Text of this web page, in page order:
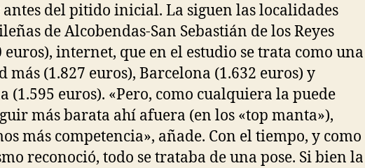
antes del pitido inicial. La siguen las localidades
de Alcobendas-San Sebastián de los Reyes
euros), internet, que en el estudio se trata como una
más (1.827 euros), Barcelona (1.632 euros) y
(1.595 euros). «Pero, como cualquiera la puede
más barata ahí afuera (en los «top manta»),
más competencia», añade. Con el tiempo, y como
reconoció, todo se trataba de una pose. Si bien la